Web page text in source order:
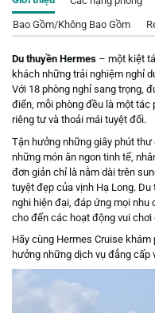
Bao Gồm/Không Bao Gồm
Du thuyền Hermes – một kiệt
khách những trải nghiệm nghỉ
Với 18 phòng nghỉ sang trọng,
điển, mỗi phòng đều là một tác
riêng tư và thoải mái tuyệt đối.
Tận hưởng những giây phút
những món ăn ngon tinh tế,
đơn giản chỉ là nằm dài trên
tuyệt đẹp của vịnh Hạ Long.
nghi hiện đại, đáp ứng mọi nhu
cho đến các hoạt động vui chơi
Hãy cùng Hermes Cruise
hưởng những dịch vụ đẳng cấp